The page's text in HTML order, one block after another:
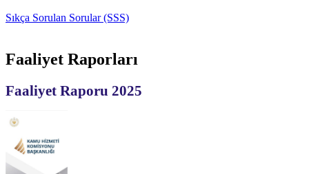
Sıkça Sorulan Sorular (SSS)
Faaliyet Raporları
Faaliyet Raporu 2025